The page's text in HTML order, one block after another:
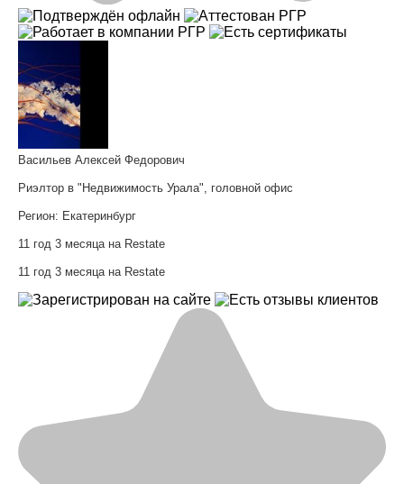
Васильев Алексей Федорович
Риэлтор в "Недвижимость Урала", головной офис
Регион: Екатеринбург
11 год 3 месяца на Restate
11 год 3 месяца на Restate